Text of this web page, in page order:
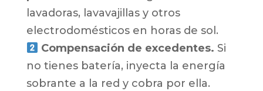
lavadoras, lavavajillas y otros
electrodomésticos en horas de sol.
Compensación de excedentes. Si
no tienes batería, inyecta la energía
sobrante a la red y cobra por ella.